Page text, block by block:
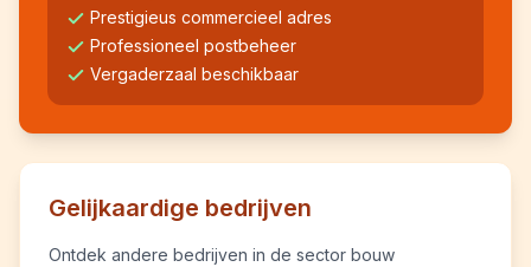
Prestigieus commercieel adres
Professioneel postbeheer
Vergaderzaal beschikbaar
Gelijkaardige bedrijven
Ontdek andere bedrijven in de sector bouw